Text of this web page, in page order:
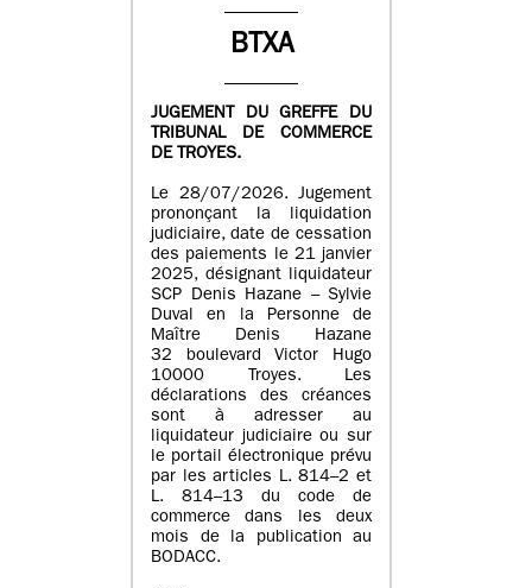
BTXA
JUGEMENT DU GREFFE DU
TRIBUNAL DE COMMERCE
DE TROYES.
Le 28/07/2026. Jugement
prononçant la liquidation
judiciaire, date de cessation
des paiements le 21 janvier
2025, désignant liquidateur
SCP Denis Hazane – Sylvie
Duval en la Personne de
Maître Denis Hazane
32 boulevard Victor Hugo
10000 Troyes. Les
déclarations des créances
sont à adresser au
liquidateur judiciaire ou sur
le portail électronique prévu
par les articles L. 814–2 et
L. 814–13 du code de
commerce dans les deux
mois de la publication au
BODACC.